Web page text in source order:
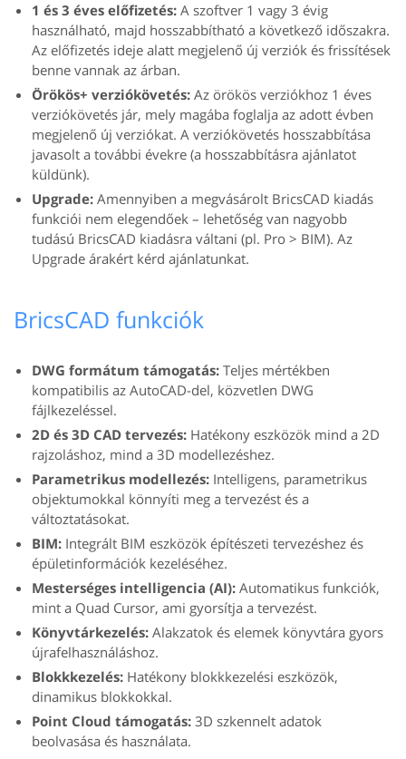
1 és 3 éves előfizetés: A szoftver 1 vagy 3 évig
használható, majd hosszabbítható a következő időszakra.
Az előfizetés ideje alatt megjelenő új verziók és frissítések
benne vannak az árban.
Örökös+ verziókövetés: Az örökös verziókhoz 1 éves
verziókövetés jár, mely magába foglalja az adott évben
megjelenő új verziókat. A verziókövetés hosszabbítása
javasolt a további évekre (a hosszabbításra ajánlatot
küldünk).
Upgrade: Amennyiben a megvásárolt BricsCAD kiadás
funkciói nem elegendőek – lehetőség van nagyobb
tudású BricsCAD kiadásra váltani (pl. Pro > BIM). Az
Upgrade árakért kérd ajánlatunkat.
BricsCAD funkciók
DWG formátum támogatás: Teljes mértékben
kompatibilis az AutoCAD-del, közvetlen DWG
fájlkezeléssel.
2D és 3D CAD tervezés: Hatékony eszközök mind a 2D
rajzoláshoz, mind a 3D modellezéshez.
Parametrikus modellezés: Intelligens, parametrikus
objektumokkal könnyíti meg a tervezést és a
változtatásokat.
BIM: Integrált BIM eszközök építészeti tervezéshez és
épületinformációk kezeléséhez.
Mesterséges intelligencia (AI): Automatikus funkciók,
mint a Quad Cursor, ami gyorsítja a tervezést.
Könyvtárkezelés: Alakzatok és elemek könyvtára gyors
újrafelhasználáshoz.
Blokkkezelés: Hatékony blokkkezelési eszközök,
dinamikus blokkokkal.
Point Cloud támogatás: 3D szkennelt adatok
beolvasása és használata.